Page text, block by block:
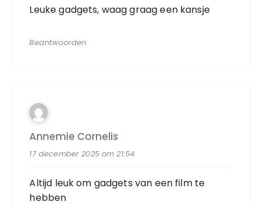
Leuke gadgets, waag graag een kansje
Beantwoorden
Annemie Cornelis
17 december 2025 om 21:54
Altijd leuk om gadgets van een film te
hebben